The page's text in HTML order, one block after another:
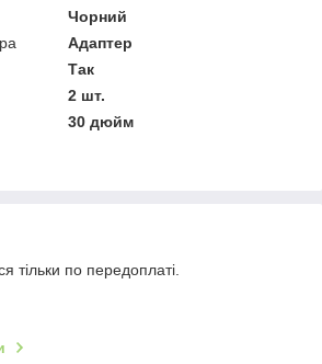
Чорний
Адаптер
Так
2 шт.
30 дюйм
тільки по передоплаті.